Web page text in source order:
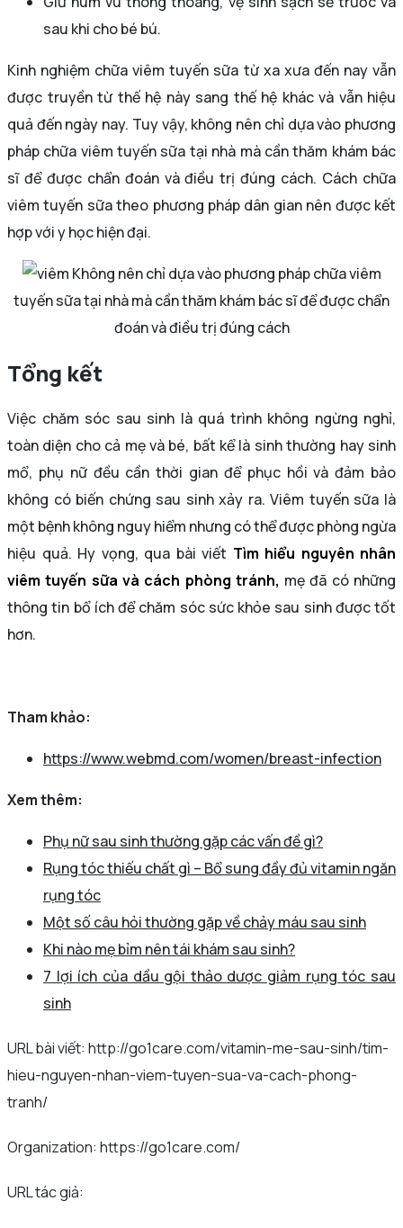
sau khi cho bé bú.
Kinh nghiệm chữa viêm tuyến sữa từ xa xưa đến nay vẫn
được truyền từ thế hệ này sang thế hệ khác và vẫn hiệu
quả đến ngày nay. Tuy vậy, không nên chỉ dựa vào phương
pháp chữa viêm tuyến sữa tại nhà mà cần thăm khám bác
sĩ để được chẩn đoán và điều trị đúng cách. Cách chữa
viêm tuyến sữa theo phương pháp dân gian nên được kết
hợp với y học hiện đại.
Không nên chỉ dựa vào phương pháp chữa viêm
tuyến sữa tại nhà mà cần thăm khám bác sĩ để được chẩn
đoán và điều trị đúng cách
Tổng kết
Việc chăm sóc sau sinh là quá trình không ngừng nghỉ,
toàn diện cho cả mẹ và bé, bất kể là sinh thường hay sinh
mổ, phụ nữ đều cần thời gian để phục hồi và đảm bảo
không có biến chứng sau sinh xảy ra. Viêm tuyến sữa là
một bệnh không nguy hiểm nhưng có thể được phòng ngừa
hiệu quả. Hy vọng, qua bài viết Tìm hiểu nguyên nhân
viêm tuyến sữa và cách phòng tránh, mẹ đã có những
thông tin bổ ích để chăm sóc sức khỏe sau sinh được tốt
hơn.
Tham khảo:
https://www.webmd.com/women/breast-infection
Xem thêm:
Phụ nữ sau sinh thường gặp các vấn đề gì?
Rụng tóc thiếu chất gì – Bổ sung đầy đủ vitamin ngăn
rụng tóc
Một số câu hỏi thường gặp về chảy máu sau sinh
Khi nào mẹ bỉm nên tái khám sau sinh?
7 lợi ích của dầu gội thảo dược giảm rụng tóc sau
sinh
URL bài viết: http://go1care.com/vitamin-me-sau-sinh/tim-
hieu-nguyen-nhan-viem-tuyen-sua-va-cach-phong-
tranh/
Organization: https://go1care.com/
URL tác giả: